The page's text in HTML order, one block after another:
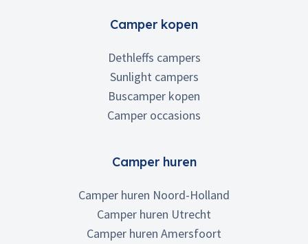
Camper kopen
Dethleffs campers
Sunlight campers
Buscamper kopen
Camper occasions
Camper huren
Camper huren Noord-Holland
Camper huren Utrecht
Camper huren Amersfoort